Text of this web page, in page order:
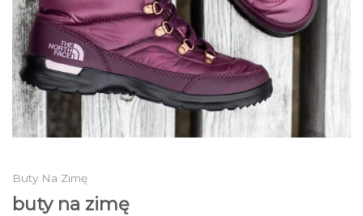
Buty Na Zimę
buty na zimę